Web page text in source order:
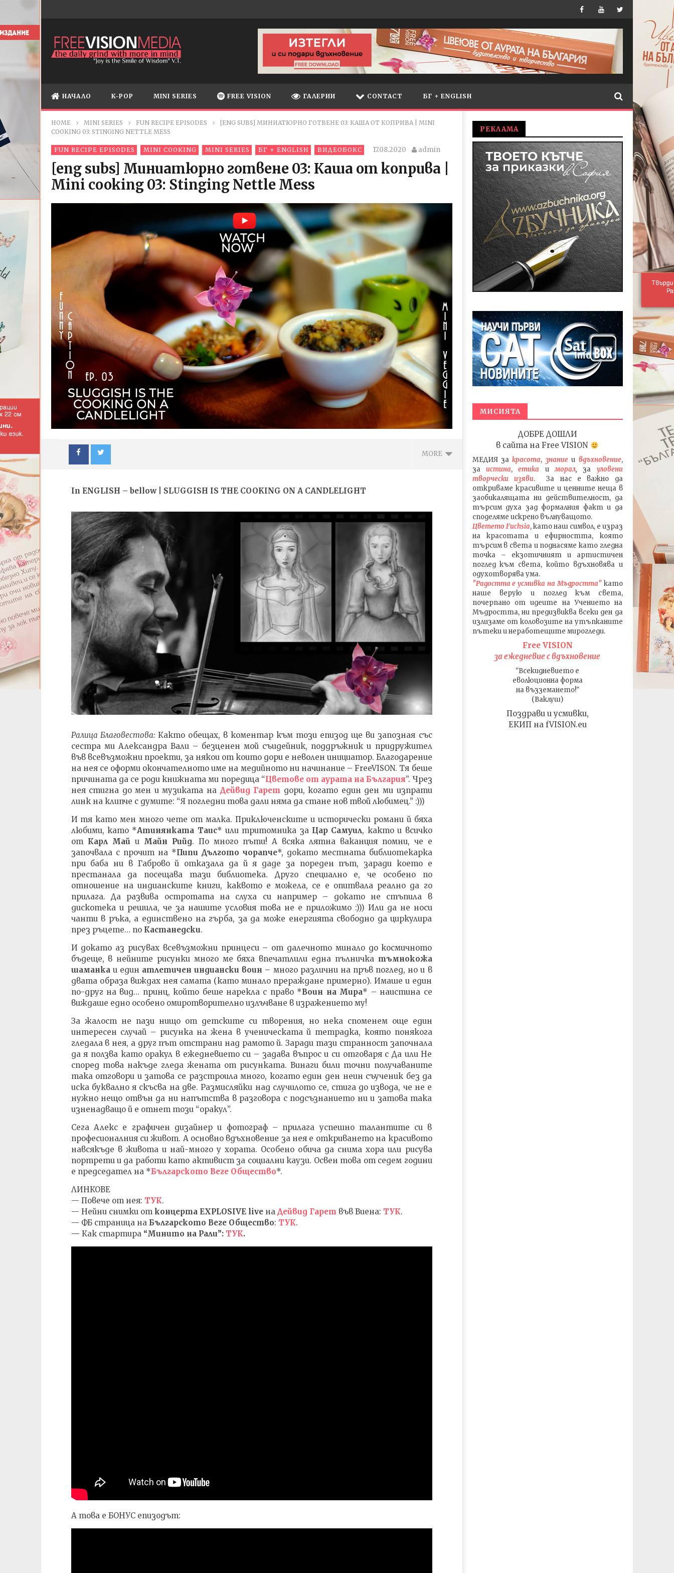
НАЧАЛО K-POP MINI SERIES FREE VISION ГАЛЕРИИ CONTACT БГ + ENGLISH
HOME MINI SERIES FUN RECIPE EPISODES
[ENG SUBS] МИНИАТЮРНО ГОТВЕНЕ 03: КАША ОТ КОПРИВА | MINI
COOKING 03: STINGING NETTLE MESS
FUN RECIPE EPISODES MINI COOKING MINI SERIES БГ + ENGLISH ВИДЕОБОКС 17.08.2020 admin
[eng subs] Миниатюрно готвене 03: Каша от коприва |
Mini cooking 03: Stinging Nettle Mess
MORE
NOW VIEWING
[eng subs] Миниатюрно
готвене 03: Каша от коприва |
Mini cooking 03: Stinging Nettle
Mess
17.08.2020
admin
ИЗКУСТВОТО ДА ОТГЛЕЖДАШ
ДЕТЕ: ВЪЗПИТАНИЕ С ДОВЕРИЕ
| Изложба
17.08.2020
admin
Metallica – No Leaf Clover, текст
с ПРЕВОД на български
17.08.2020
admin
ПЪТЯТ на Stray Kids в РЕАЛИТИ
ФОРМАТА Kingdom: Legendary
17.08.2020
admin
Песента FREEze на
какво се крие в текста
погледа на Корейската
култура, ЧАСТ 1
17.08.2020
admin
In ENGLISH – bellow | SLUGGISH IS THE COOKING ON A CANDLELIGHT
Ралица Благовестова:Както обещах, в коментар към този епизод ще ви запозная със
сестра ми Александра Вали – безценен мой съидейник, поддръжник и придружител
във всевъзможни проекти, за някои от които дори е неволен инициатор. Благодарение
на нея се оформи окончателното име на медийното ни начинание – FreeVISON. Тя беше
причината да се роди книжната ми поредица “Цветове от аурата на България”. Чрез
нея стигна до мен и музиката на Дейвид Гарет дори, когато един ден ми изпрати
линк на клипче с думите: “Я погледни това дали няма да стане нов твой любимец.” :)))
И тя като мен много чете от малка. Приключенските и исторически романи й бяха
любими, като *Атинянката Таис* или тритомника за Цар Самуил, както и всичко
от Карл Май и Майн Рийд. По много пъти! А всяка лятна ваканция помни, че е
започвала с прочит на *Пипи Дългото чорапче*, докато местната библиотекарка
при баба ни в Габрово й отказала да й я даде за пореден път, заради което е
престанала да посещава тази библиотека. Друго специално е, че особено по
отношение на индианските книги, каквото е можела, се е опитвала реално да го
прилага. Да развива остротата на слуха си например – докато не стъпила в
дискотека и решила, че за нашите условия това не е приложимо :))) Или да не носи
чанти в ръка, а единствено на гърба, за да може енергията свободно да циркулира
през ръцете… по Кастанедски.
И докато аз рисувах всевъзможни принцеси – от далечното минало до космичното
бъдеще, в нейните рисунки много ме бяха впечатлили една пълничка тъмнокожа
шаманкаи един атлетичен индиански воин – много различни на пръв поглед, но и в
двата образа виждах нея самата (като минало прераждане примерно). Имаше и един
по-друг на вид… принц, който беше нарекла с право *Воин на Мира* – наистина се
виждаше едно особено омиротворително излъчване в изражението му!
За жалост не пази нищо от детските си творения, но нека споменем още един
интересен случай – рисунка на жена в ученическата й тетрадка, която понякога
гледала в нея, а друг път отстрани над рамото й. Заради тази странност започнала
да я ползва като оракул в ежедневието си – задава въпрос и си отговаря с Да или Не
според това накъде гледа жената от рисунката. Винаги били точни получаваните
така отговори и затова се разстроила много, когато един ден неин съученик без да
иска буквално я скъсва на две. Размисляйки над случилото се, стига до извода, че не е
нужно нещо отвън да ни напътства в разговора с подсъзнанието ни и затова така
изненадващо й е отнет този “оракул”.
Сега Алекс е графичен дизайнер и фотограф – прилага успешно талантите си в
професионалния си живот. А основно вдъхновение за нея е откриването на красивото
навсякъде в живота и най-много у хората. Особено обича да снима хора или рисува
портрети и да работи като активист за социални каузи. Освен това от седем години
е председател на *Българското Веге Общество*.
ЛИНКОВЕ
— Повече от нея: ТУК.
— Нейни снимки от концерта EXPLOSIVE liveна Дейвид Гарет във Виена: ТУК.
— ФБ страница на Българското Веге Общество: ТУК.
— Как стартира “Минито на Рали”: ТУК.
А това е БОНУС епизодът:
РЕКЛАМА
МИСИЯТА
ДОБРЕ ДОШЛИ
в сайта наFree VISION
МЕДИЯзакрасота, знаниеи вдъхновение,
за истина,етика иморал, за уловени
творчески изяви. За нас е важно да
откриваме красивите и ценните неща в
заобикалящата ни действителност, да
търсим духа зад формалния факт и да
споделяме искрено вълнуващото.
Цветето Fuchsia, като наш символ, е израз
на красотата и ефирността, която
търсим в света и поднасяме като гледна
точка – екзотичният и артистичен
поглед към света, който вдъхновява и
одухотворява ума.
"Радостта е усмивка на Мъдростта"като
наше верую и поглед към света,
почерпано от идеите на Учението на
Мъдростта,ни предизвиква всеки ден да
излизаме от коловозите на утъпканите
пътеки и неработещите мирогледи.
Free VISION
за ежедневие с вдъхновение
"Всекидневието е
еволюционна форма
на възземането!"
(Ваклуш)
Поздрави и усмивки,
ЕКИП на fVISION.eu